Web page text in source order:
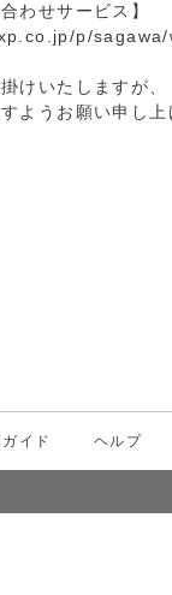
わせサービス】
p/
けいたしますが、
ようお願い申し上
イド ヘルプ